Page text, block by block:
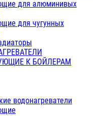
для алюминивых
для чугунных
К БОЙЛЕРАМ
водонагреватели